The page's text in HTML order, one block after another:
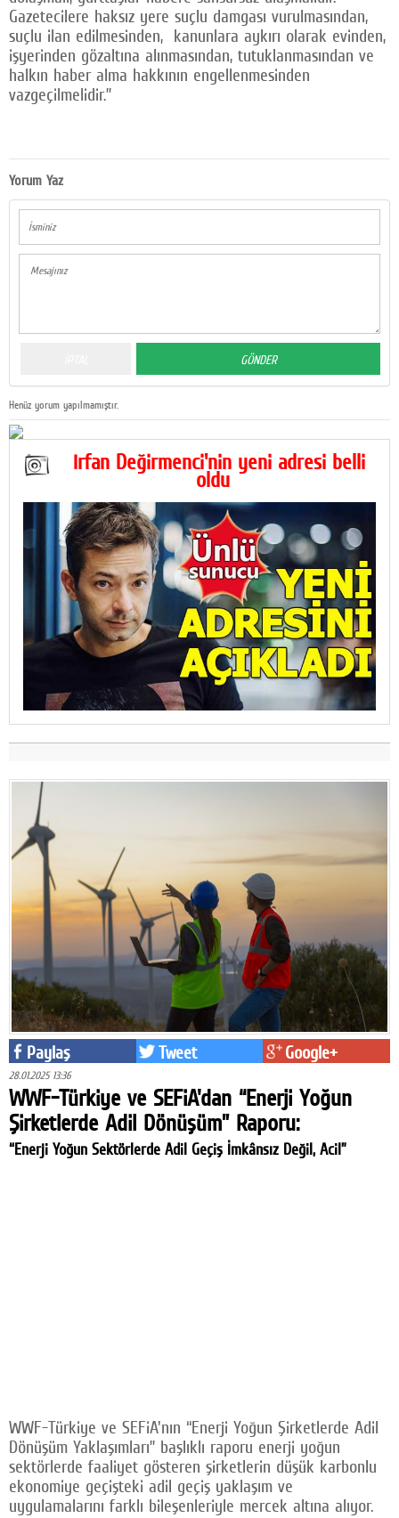
Gazetecilere haksız yere suçlu damgası vurulmasından,
suçlu ilan edilmesinden, kanunlara aykırı olarak evinden,
işyerinden gözaltına alınmasından, tutuklanmasından ve
halkın haber alma hakkının engellenmesinden
vazgeçilmelidir.”
Yorum Yaz
Henüz yorum yapılmamıştır.
İrfan Değirmenci'nin yeni adresi belli
oldu
Paylaş Tweet Google+
28.01.2025 13:36
WWF-Türkiye ve SEFiA'dan “Enerji Yoğun
Şirketlerde Adil Dönüşüm” Raporu:
“Enerji Yoğun Sektörlerde Adil Geçiş İmkânsız Değil, Acil”
WWF-Türkiye ve SEFiA'nın “Enerji Yoğun Şirketlerde Adil
Dönüşüm Yaklaşımları” başlıklı raporu enerji yoğun
sektörlerde faaliyet gösteren şirketlerin düşük karbonlu
ekonomiye geçişteki adil geçiş yaklaşım ve
uygulamalarını farklı bileşenleriyle mercek altına alıyor.